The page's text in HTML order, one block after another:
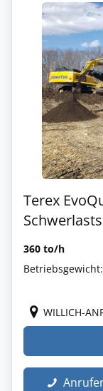
Terex
360 to/h
Betriebsgewicht:
WILLICH-